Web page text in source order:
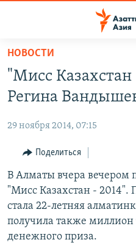
Вернуться
основному
содержанию
навигации
Вернутся
поиску
ЦЕНТРАЛЬНАЯ АЗИЯ
УЗБЕКИСТАН
ТАДЖИКИСТАН
НА ДРУГИХ ЯЗЫКАХ
ҚАЗАҚША
КЫРГЫЗЧА
ТОҶИКӢ
TÜRKMENÇE
Все сайты РСЕ/РС
НОВОСТИ
"Мисс Казахстан
Регина
29 ноября 2014, 07:15
Поделиться
В Алматы вчера вечером
"Мисс Казахстан - 2014".
стала 22-летняя
получила также миллион
денежного приза.